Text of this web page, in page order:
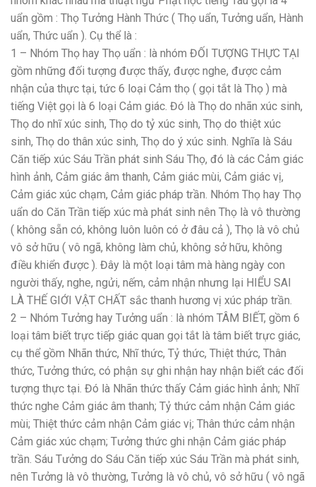
uẩn gồm : Thọ Tưởng Hành Thức ( Thọ uẩn, Tưởng uẩn, Hành
uẩn, Thức uẩn ). Cụ thể là :
1 – Nhóm Thọ hay Thọ uẩn : là nhóm ĐỐI TƯỢNG THỰC TẠI
gồm những đối tượng được thấy, được nghe, được cảm
nhận của thực tại, tức 6 loại Cảm thọ ( gọi tắt là Thọ ) mà
tiếng Việt gọi là 6 loại Cảm giác. Đó là Thọ do nhãn xúc sinh,
Thọ do nhĩ xúc sinh, Thọ do tỷ xúc sinh, Thọ do thiệt xúc
sinh, Thọ do thân xúc sinh, Thọ do ý xúc sinh. Nghĩa là Sáu
Căn tiếp xúc Sáu Trần phát sinh Sáu Thọ, đó là các Cảm giác
hình ảnh, Cảm giác âm thanh, Cảm giác mùi, Cảm giác vị,
Cảm giác xúc chạm, Cảm giác pháp trần. Nhóm Thọ hay Thọ
uẩn do Căn Trần tiếp xúc mà phát sinh nên Thọ là vô thường
( không sẵn có, không luôn luôn có ở đâu cả ), Thọ là vô chủ
vô sở hữu ( vô ngã, không làm chủ, không sở hữu, không
điều khiển được ). Đây là một loại tâm mà hàng ngày con
người thấy, nghe, ngửi, nếm, cảm nhận nhưng lại HIỂU SAI
LÀ THẾ GIỚI VẬT CHẤT sắc thanh hương vị xúc pháp trần.
2 – Nhóm Tưởng hay Tưởng uẩn : là nhóm TÂM BIẾT, gồm 6
loại tâm biết trực tiếp giác quan gọi tắt là tâm biết trực giác,
cụ thể gồm Nhãn thức, Nhĩ thức, Tỷ thức, Thiệt thức, Thân
thức, Tưởng thức, có phận sự ghi nhận hay nhận biết các đối
tượng thực tại. Đó là Nhãn thức thấy Cảm giác hình ảnh; Nhĩ
thức nghe Cảm giác âm thanh; Tỷ thức cảm nhận Cảm giác
mùi; Thiệt thức cảm nhận Cảm giác vị; Thân thức cảm nhận
Cảm giác xúc chạm; Tưởng thức ghi nhận Cảm giác pháp
trần. Sáu Tưởng do Sáu Căn tiếp xúc Sáu Trần mà phát sinh,
nên Tưởng là vô thường, Tưởng là vô chủ, vô sở hữu ( vô ngã